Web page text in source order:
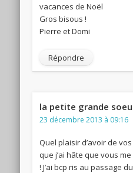
vacances de Noël
Gros bisous !
Pierre et Domi
Répondre
la petite grande
23 décembre 2013 à 09:16
Quel plaisir d’avoir de
que j’ai hâte que vous
! J’ai bcp ris au passage